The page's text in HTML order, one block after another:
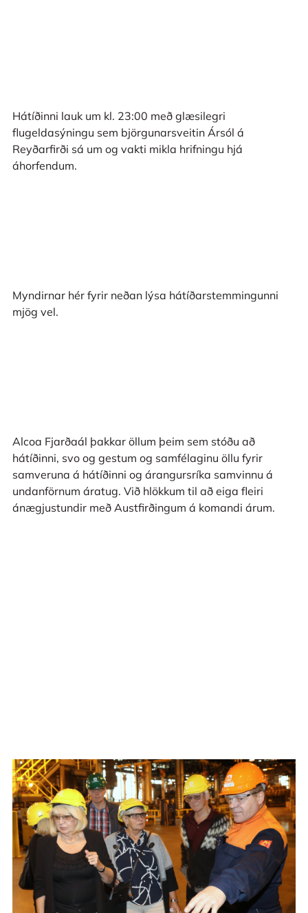
Hátíðinni lauk um kl. 23:00 með glæsilegri
flugeldasýningu sem björgunarsveitin Ársól á
Reyðarfirði sá um og vakti mikla hrifningu hjá
áhorfendum.
Myndirnar hér fyrir neðan lýsa hátíðarstemmingunni
mjög vel.
Alcoa Fjarðaál þakkar öllum þeim sem stóðu að
hátíðinni, svo og gestum og samfélaginu öllu fyrir
samveruna á hátíðinni og árangursríka samvinnu á
undanförnum áratug. Við hlökkum til að eiga fleiri
ánægjustundir með Austfirðingum á komandi árum.